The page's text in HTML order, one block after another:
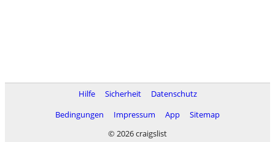
Hilfe Sicherheit
Datenschutz
Bedingungen
Impressum App
Sitemap
© 2026 craigslist